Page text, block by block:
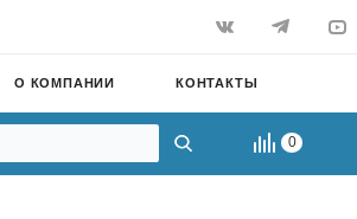
О КОМПАНИИ КОНТАКТЫ
0